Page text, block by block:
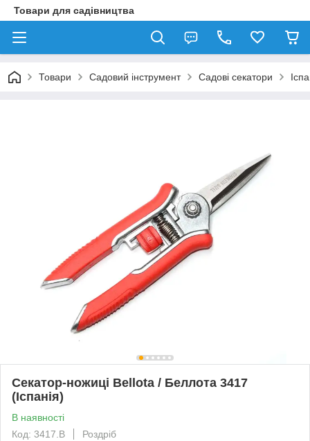
Товари для садівництва
Товари Садовий інструмент Садові секатори
Секатор-ножиці Bellota / Беллота 3417
(Іспанія)
В наявності
Код: 3417.B
Роздріб